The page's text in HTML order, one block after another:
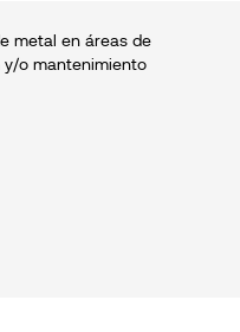
metal en áreas de
o mantenimiento